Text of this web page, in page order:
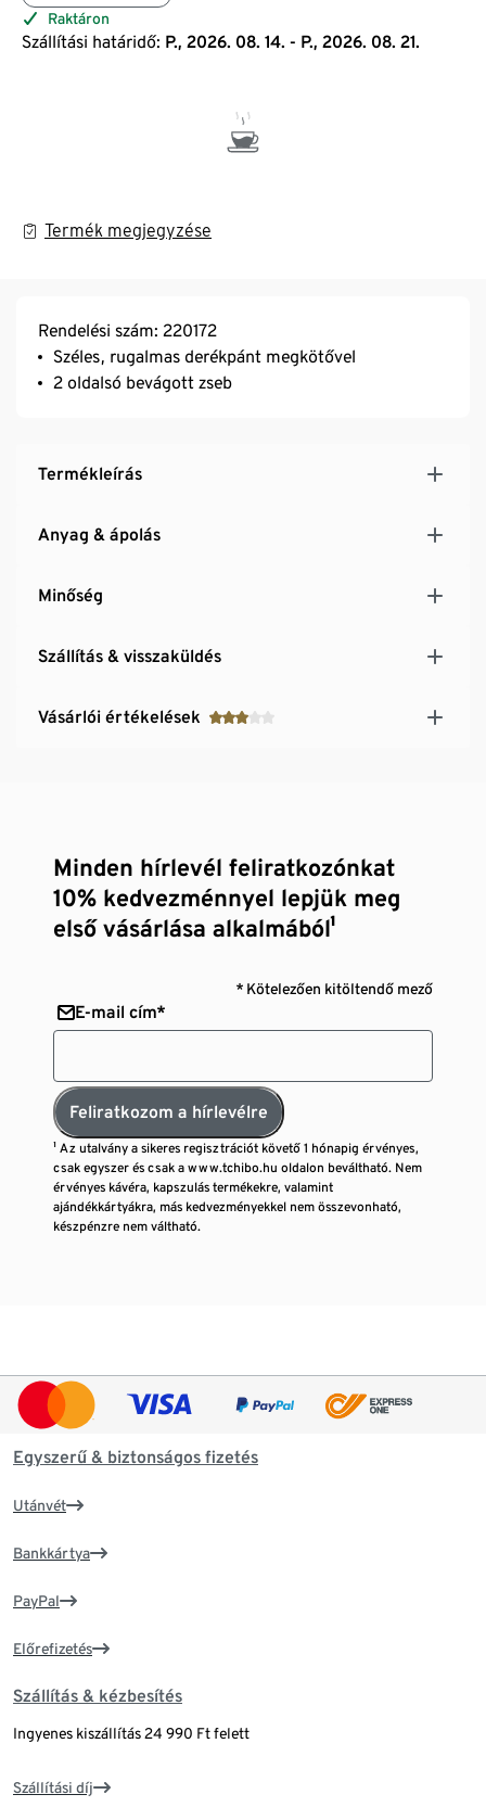
Raktáron
Szállítási határidő: P., 2026. 08. 14. - P., 2026. 08. 21.
Termék megjegyzése
Rendelési szám: 220172
Széles, rugalmas derékpánt megkötővel
2 oldalsó bevágott zseb
Termékleírás
Anyag & ápolás
Minőség
Szállítás & visszaküldés
Vásárlói értékelések
Minden hírlevél feliratkozónkat
10% kedvezménnyel lepjük meg
első vásárlása alkalmából¹
* Kötelezően kitöltendő mező
E-mail cím*
Feliratkozom a hírlevélre
¹ Az utalvány a sikeres regisztrációt követő 1 hónapig érvényes,
csak egyszer és csak a www.tchibo.hu oldalon beváltható. Nem
érvényes kávéra, kapszulás termékekre, valamint
ajándékkártyákra, más kedvezményekkel nem összevonható,
készpénzre nem váltható.
Egyszerű & biztonságos fizetés
Utánvét
Bankkártya
PayPal
Előrefizetés
Szállítás & kézbesítés
Ingyenes kiszállítás 24 990 Ft felett
Szállítási díj